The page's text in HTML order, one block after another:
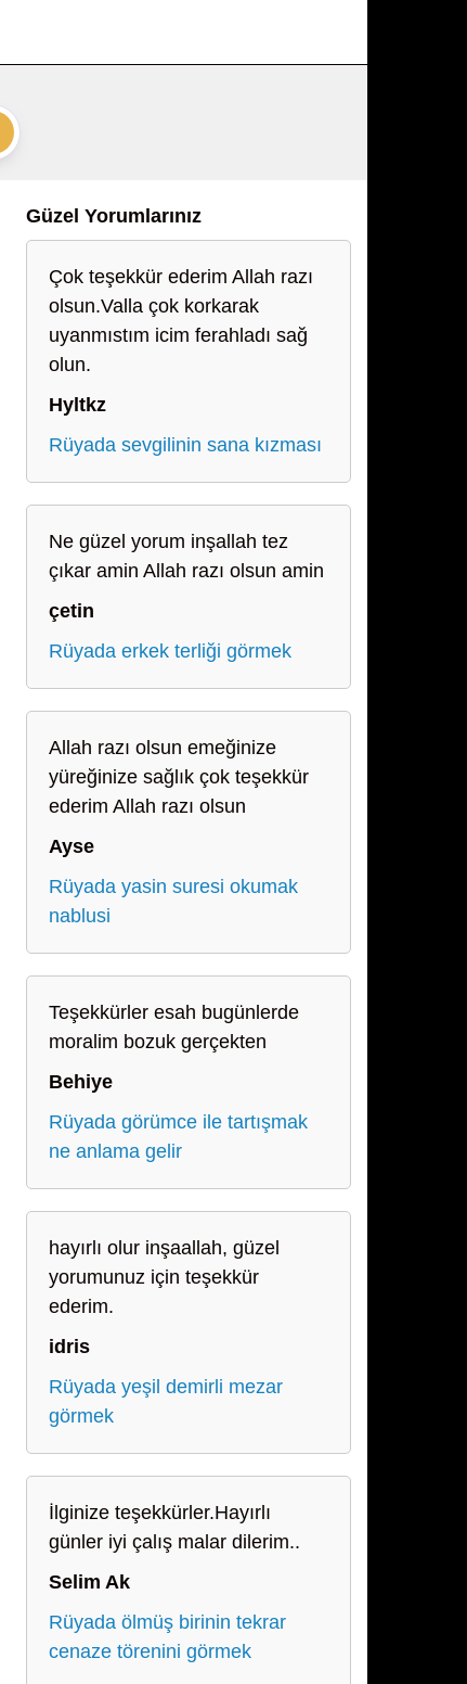
Güzel Yorumlarınız
Çok teşekkür ederim Allah razı
olsun.Valla çok korkarak
uyanmıstım icim ferahladı sağ
olun.
Hyltkz
Rüyada sevgilinin sana kızması
Ne güzel yorum inşallah tez
çıkar amin Allah razı olsun amin
çetin
Rüyada erkek terliği görmek
Allah razı olsun emeğinize
yüreğinize sağlık çok teşekkür
ederim Allah razı olsun
Ayse
Rüyada yasin suresi okumak
nablusi
Teşekkürler esah bugünlerde
moralim bozuk gerçekten
Behiye
Rüyada görümce ile tartışmak
ne anlama gelir
hayırlı olur inşaallah, güzel
yorumunuz için teşekkür
ederim.
idris
Rüyada yeşil demirli mezar
görmek
İlginize teşekkürler.Hayırlı
günler iyi çalış malar dilerim..
Selim Ak
Rüyada ölmüş birinin tekrar
cenaze törenini görmek